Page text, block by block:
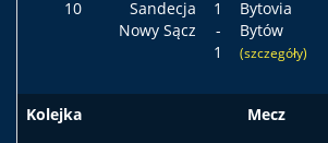
10
Sandecja
Nowy Sącz
1
-
1
Bytovia
Bytów
(szczegóły)
Kolejka Mecz